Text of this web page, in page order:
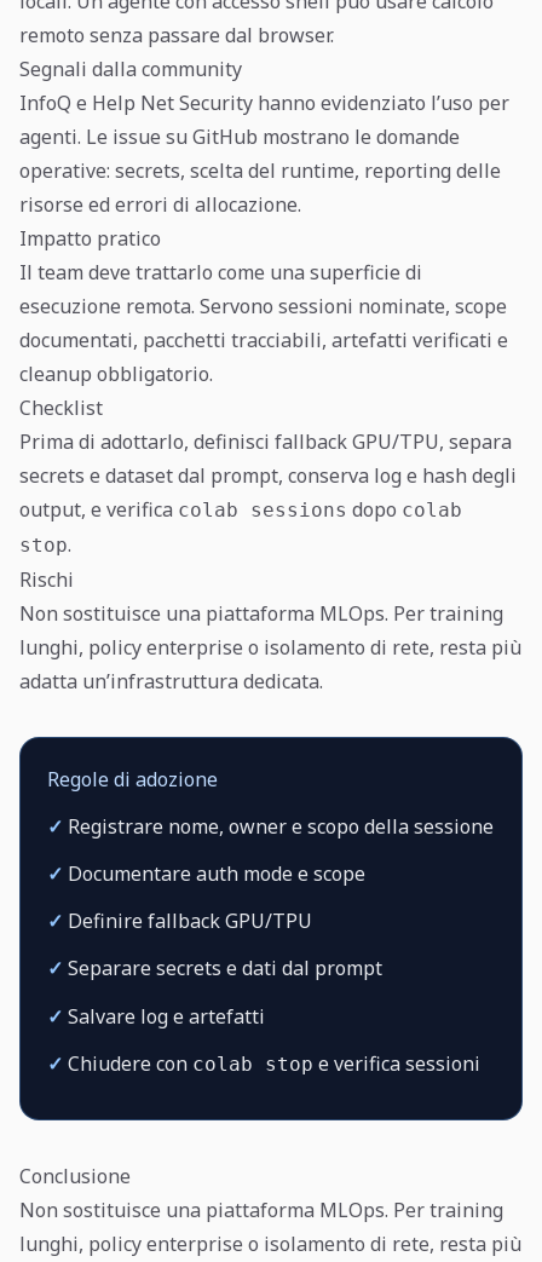
remoto senza passare dal browser.
Segnali dalla community
InfoQ e Help Net Security hanno evidenziato l’uso per
agenti. Le issue su GitHub mostrano le domande
operative: secrets, scelta del runtime, reporting delle
risorse ed errori di allocazione.
Impatto pratico
Il team deve trattarlo come una superficie di
esecuzione remota. Servono sessioni nominate, scope
documentati, pacchetti tracciabili, artefatti verificati e
cleanup obbligatorio.
Checklist
Prima di adottarlo, definisci fallback GPU/TPU, separa
secrets e dataset dal prompt, conserva log e hash degli
output, e verifica colab sessions dopo colab
stop.
Rischi
Non sostituisce una piattaforma MLOps. Per training
lunghi, policy enterprise o isolamento di rete, resta più
adatta un’infrastruttura dedicata.
Regole di adozione
✓ Registrare nome, owner e scopo della sessione
✓ Documentare auth mode e scope
✓ Definire fallback GPU/TPU
✓ Separare secrets e dati dal prompt
✓ Salvare log e artefatti
✓ Chiudere con colab stop e verifica sessioni
Conclusione
Non sostituisce una piattaforma MLOps. Per training
lunghi, policy enterprise o isolamento di rete, resta più